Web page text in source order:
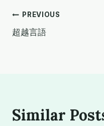
文
章
PREVIOUS
超越言語
Similar